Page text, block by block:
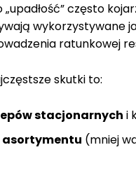
„upadłość” często
wykorzystywane
ratunkowej
skutki to:
stacjonarnych i
asortymentu (mniej